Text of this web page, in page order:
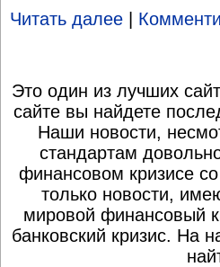
Читать далее
Это один из лучших
сайте вы найдете
Наши новости,
стандартам
финансовом кризисе
только новости,
мировой финансовый
банковский кризис. На